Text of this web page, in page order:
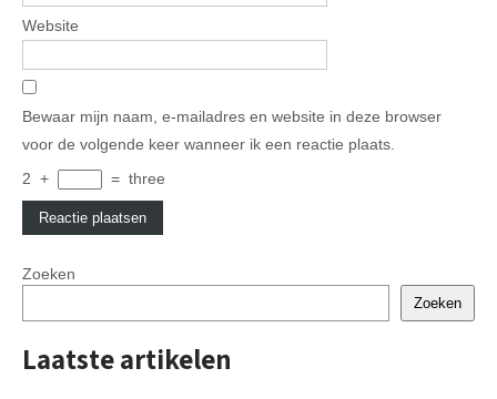
Website
Bewaar mijn naam, e-mailadres en website in deze browser
voor de volgende keer wanneer ik een reactie plaats.
2 + = three
Zoeken
Zoeken
Laatste artikelen